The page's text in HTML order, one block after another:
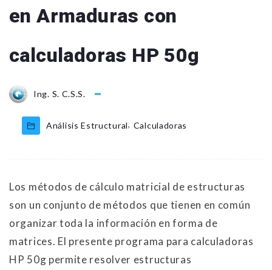
en Armaduras con
calculadoras HP 50g
Ing. S. C.S.S.
Análisis Estructural, Calculadoras
Los métodos de cálculo matricial de estructuras
son un conjunto de métodos que tienen en común
organizar toda la información en forma de
matrices. El presente programa para calculadoras
HP 50g permite resolver estructuras